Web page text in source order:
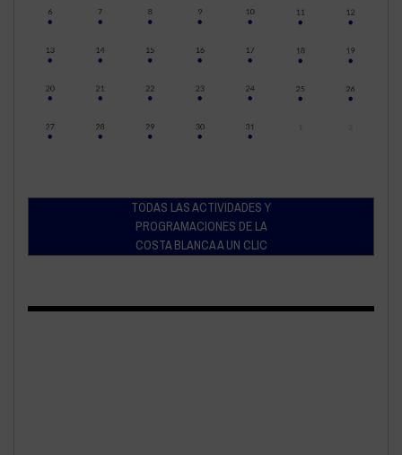
TODAS LAS ACTIVIDADES Y
PROGRAMACIONES DE LA
COSTA BLANCA A UN CLIC